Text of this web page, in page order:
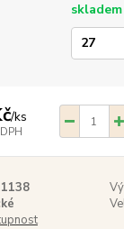
skladem
/ks